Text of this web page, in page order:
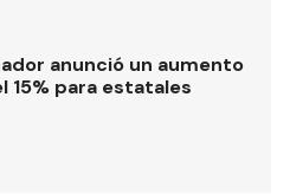
anunció un aumento
15% para estatales